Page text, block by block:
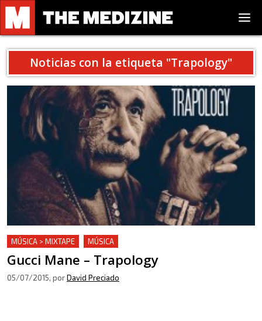
Noticias con la etiqueta "Trapology"
MÚSICA > MIXTAPE MÚSICA
Gucci Mane – Trapology
05/07/2015, porDavid Preciado